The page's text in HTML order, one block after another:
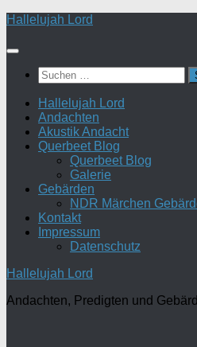
Zum
springen
Hallelujah Lord
Suchen
nach:
Hallelujah Lord
Andachten
Akustik Andacht
Querbeet Blog
Querbeet Blog
Galerie
Gebärden
NDR Märchen
Kontakt
Impressum
Datenschutz
Hallelujah Lord
Andachten, Predigten und